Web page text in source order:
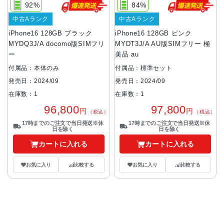
iPhone16 128GB ブラック
MYDQ3J/A docomo版SIMフリ
ー
92%
中古Aランク
付属品：本体のみ
発売日：2024/09
在庫数：1
96,800円 （税込）
17時までのご注文で当日発送※休
日を除く
カートに入れる
お気に入り 比較する
iPhone16 128GB ピンク
MYDT3J/A AU版SIMフリー 極
美品 au
84%
中古Aランク
付属品：標準セット
発売日：2024/09
在庫数：1
97,800円 （税込）
17時までのご注文で当日発送※休
日を除く
カートに入れる
お気に入り 比較する